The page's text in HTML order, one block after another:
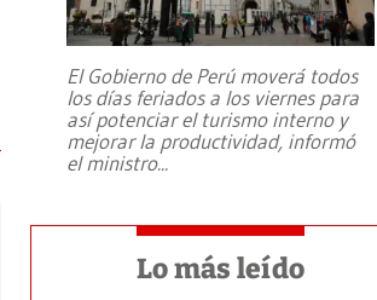
El Gobierno de Perú moverá todos
los días feriados a los viernes para
así potenciar el turismo interno y
mejorar la productividad, informó
el ministro...
Lo más leído